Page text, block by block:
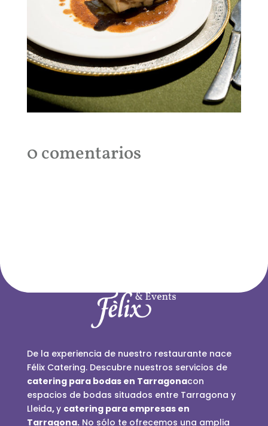
0 comentarios
De la experiencia de nuestro restaurante nace
Félix Catering. Descubre nuestros servicios de
catering para bodas en Tarragonacon
espacios de bodas situados entre Tarragona y
Lleida,y catering para empresas en
Tarragona.No sólo te ofrecemos una amplia